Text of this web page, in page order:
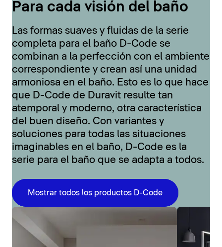
Para cada visión del baño
Las formas suaves y fluidas de la serie
completa para el baño D-Code se
combinan a la perfección con el ambiente
correspondiente y crean así una unidad
armoniosa en el baño. Esto es lo que hace
que D-Code de Duravit resulte tan
atemporal y moderno, otra característica
del buen diseño. Con variantes y
soluciones para todas las situaciones
imaginables en el baño, D-Code es la
serie para el baño que se adapta a todos.
Mostrar todos los productos D-Code